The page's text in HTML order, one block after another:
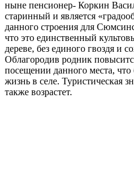
ныне пенсионер- Коркин
старинный и является
данного строения для
что это единственный
дереве, без единого гвоздя и
Облагородив родник
посещении данного места, что
жизнь в селе. Туристическая
также возрастет.